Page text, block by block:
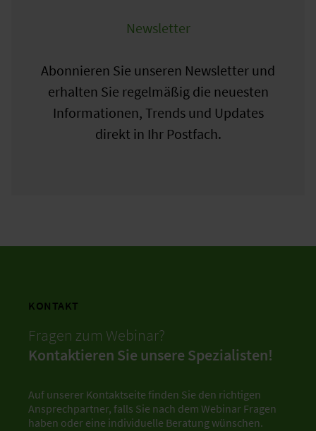
Newsletter
Abonnieren Sie unseren Newsletter und
erhalten Sie regelmäßig die neuesten
Informationen, Trends und Updates
direkt in Ihr Postfach.
KONTAKT
Fragen zum Webinar?
Kontaktieren Sie unsere Spezialisten!
Auf unserer Kontaktseite finden Sie den richtigen
Ansprechpartner, falls Sie nach dem Webinar Fragen
haben oder eine individuelle Beratung wünschen.